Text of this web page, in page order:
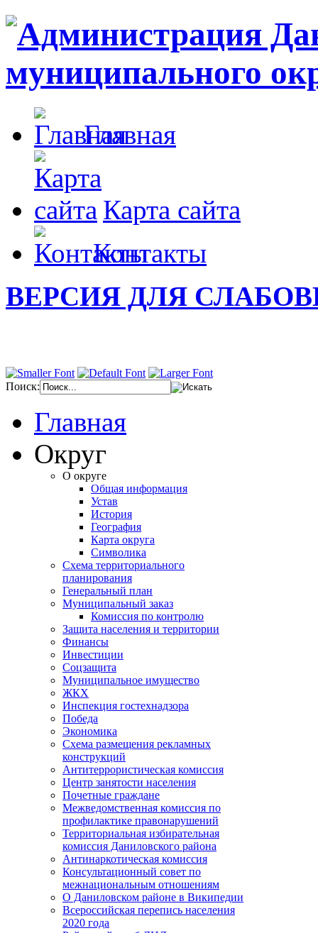
Главная
Карта сайта
Контакты
ВЕРСИЯ ДЛЯ
Поиск:
Главная
Округ
О округе
Общая информация
Устав
История
География
Карта округа
Символика
Схема территориального
планирования
Генеральный план
Муниципальный заказ
Комиссия по контролю
Защита населения и территории
Финансы
Инвестиции
Соцзащита
Муниципальное имущество
ЖКХ
Инспекция гостехнадзора
Победа
Экономика
Схема размещения рекламных
конструкций
Антитеррористическая комиссия
Центр занятости населения
Почетные граждане
Межведомственная комиссия по
профилактике правонарушений
Территориальная избирательная
комиссия Даниловского района
Антинаркотическая комиссия
Консультационный совет по
межнациональным отношениям
О Даниловском районе в Википедии
Всероссийская перепись населения
2020 года